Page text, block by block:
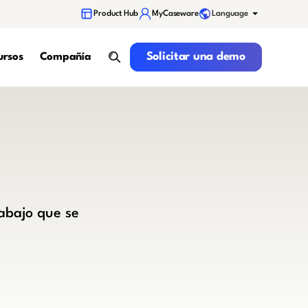
Product Hub MyCaseware Language
Compañía
search
Solicitar una demo
Solicitar una demo
que se